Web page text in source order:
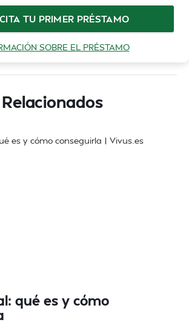
TU PRIMER PRÉSTAMO
SOBRE EL PRÉSTAMO
qué es y cómo